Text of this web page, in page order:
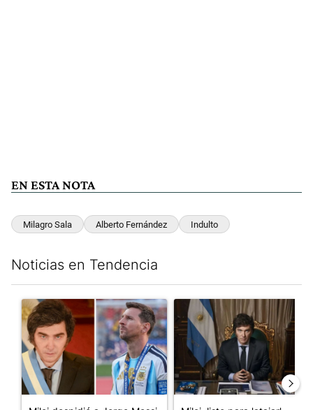
EN ESTA NOTA
Milagro Sala Alberto Fernández Indulto
Noticias en Tendencia
Un artículo de tendencia con el título "Milei despidió a Jorge
Un artículo de tendencia